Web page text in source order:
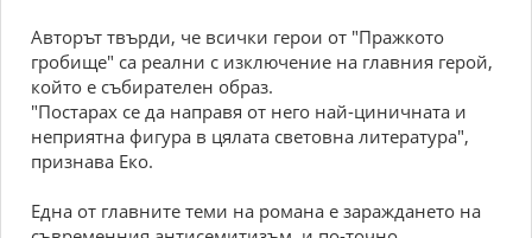
Авторът твърди, че всички герои от "Пражкото
гробище" са реални с изключение на главния герой,
който е събирателен образ.
"Постарах се да направя от него най-циничната и
неприятна фигура в цялата световна литература",
признава Еко.
Една от главните теми на романа е зараждането на